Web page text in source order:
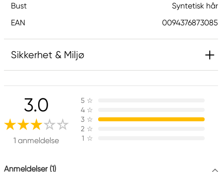
Bust
Syntetisk hår
EAN
0094376873085
Sikkerhet & Miljø
Ansvarlig EU
Winsor & Newton
Colart Sweden AB
Östra Långgatan 87
61930 Trosa, Sweden
3.0
1 anmeldelse
5 ☆
4 ☆
3 ☆
2 ☆
1 ☆
Anmeldelser (1)